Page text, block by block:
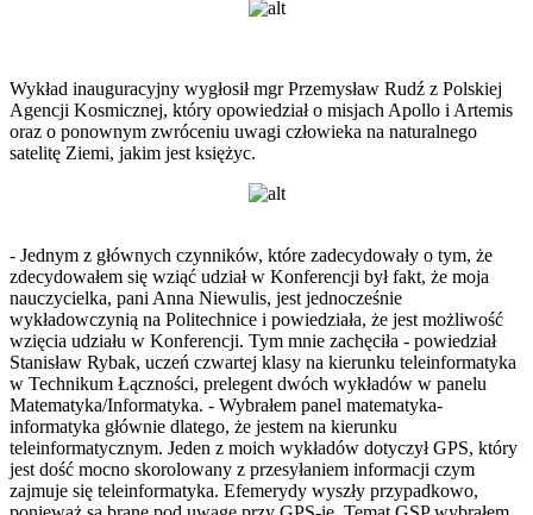
Wykład inauguracyjny wygłosił mgr Przemysław Rudź z Polskiej
Agencji Kosmicznej, który opowiedział o misjach Apollo i Artemis
oraz o ponownym zwróceniu uwagi człowieka na naturalnego
satelitę Ziemi, jakim jest księżyc.
- Jednym z głównych czynników, które zadecydowały o tym, że
zdecydowałem się wziąć udział w Konferencji był fakt, że moja
nauczycielka, pani Anna Niewulis, jest jednocześnie
wykładowczynią na Politechnice i powiedziała, że jest możliwość
wzięcia udziału w Konferencji. Tym mnie zachęciła - powiedział
Stanisław Rybak, uczeń czwartej klasy na kierunku teleinformatyka
w Technikum Łączności, prelegent dwóch wykładów w panelu
Matematyka/Informatyka. - Wybrałem panel matematyka-
informatyka głównie dlatego, że jestem na kierunku
teleinformatycznym. Jeden z moich wykładów dotyczył GPS, który
jest dość mocno skorolowany z przesyłaniem informacji czym
zajmuje się teleinformatyka. Efemerydy wyszły przypadkowo,